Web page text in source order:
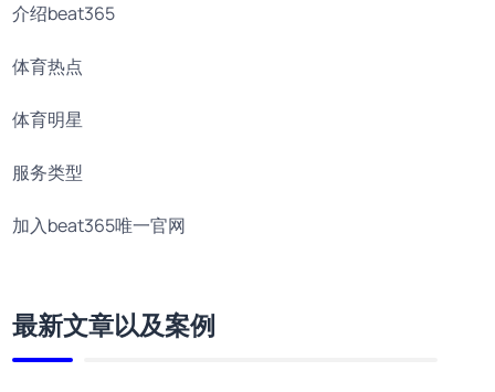
介绍beat365
体育热点
体育明星
服务类型
加入beat365唯一官网
最新文章以及案例